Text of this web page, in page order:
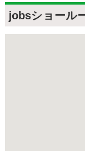
jobsショール